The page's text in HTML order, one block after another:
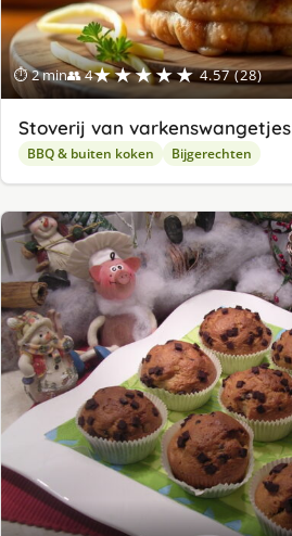
⏱ 2 min👥 4★★★★★ 4.57 (28)
Stoverij van varkenswangetjes
BBQ & buiten koken Bijgerechten